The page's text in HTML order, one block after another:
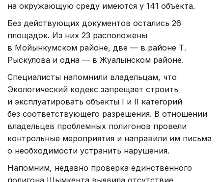
на окружающую среду имеются у 141 объекта.
Без действующих документов остались 26
площадок. Из них 23 расположены
в Мойынкумском районе, две — в районе Т.
Рыскулова и одна — в Жуалынском районе.
Специалисты напомнили владельцам, что
Экологический кодекс запрещает строить
и эксплуатировать объекты I и II категорий
без соответствующего разрешения. В отношении
владельцев проблемных полигонов провели
контрольные мероприятия и направили им письма
о необходимости устранить нарушения.
Напомним, недавно проверка единственного
полигона Шымкента выявила отсутствие